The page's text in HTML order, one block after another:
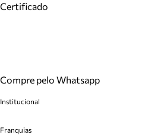
Certificado
Compre pelo Whatsapp
Institucional
Franquias